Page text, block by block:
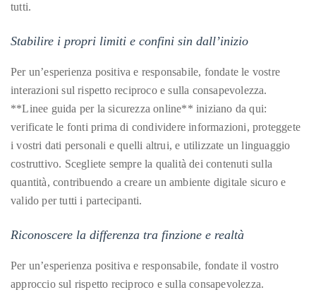
tutti.
Stabilire i propri limiti e confini sin dall’inizio
Per un’esperienza positiva e responsabile, fondate le vostre
interazioni sul rispetto reciproco e sulla consapevolezza.
**Linee guida per la sicurezza online** iniziano da qui:
verificate le fonti prima di condividere informazioni, proteggete
i vostri dati personali e quelli altrui, e utilizzate un linguaggio
costruttivo. Scegliete sempre la qualità dei contenuti sulla
quantità, contribuendo a creare un ambiente digitale sicuro e
valido per tutti i partecipanti.
Riconoscere la differenza tra finzione e realtà
Per un’esperienza positiva e responsabile, fondate il vostro
approccio sul rispetto reciproco e sulla consapevolezza.